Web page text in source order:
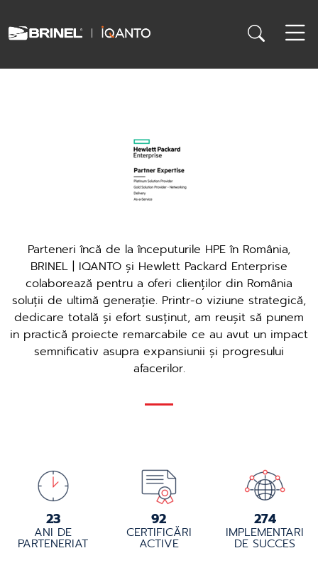
Parteneri încă de la începuturile HPE în România,
BRINEL | IQANTO și Hewlett Packard Enterprise
colaborează pentru a oferi clienților din România
soluții de ultimă generație. Printr-o viziune strategică,
dedicare totală și efort susținut, am reușit să punem
in practică proiecte remarcabile ce au avut un impact
semnificativ asupra expansiunii și progresului
afacerilor.
25
ANI DE
PARTENERIAT
97
CERTIFICĂRI
ACTIVE
289
IMPLEMENTARI
DE SUCCES